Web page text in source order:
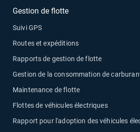
Gestion de flotte
Suivi GPS
Routes et expéditions
Rapports de gestion de flotte
Gestion de la consommation de
Maintenance de flotte
Flottes de véhicules électriques
Rapport pour l'adoption des véhicules